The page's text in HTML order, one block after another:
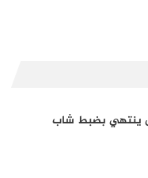
ينتهي بضبط شاب